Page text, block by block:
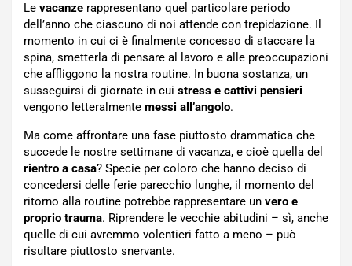
Le vacanze rappresentano quel particolare periodo
dell’anno che ciascuno di noi attende con trepidazione. Il
momento in cui ci è finalmente concesso di staccare la
spina, smetterla di pensare al lavoro e alle preoccupazioni
che affliggono la nostra routine. In buona sostanza, un
susseguirsi di giornate in cui stress e cattivi pensieri
vengono letteralmente messi all’angolo.
Ma come affrontare una fase piuttosto drammatica che
succede le nostre settimane di vacanza, e cioè quella del
rientro a casa? Specie per coloro che hanno deciso di
concedersi delle ferie parecchio lunghe, il momento del
ritorno alla routine potrebbe rappresentare un vero e
proprio trauma. Riprendere le vecchie abitudini – sì, anche
quelle di cui avremmo volentieri fatto a meno – può
risultare piuttosto snervante.